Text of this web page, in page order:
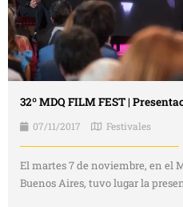
32º MDQ FILM FEST |
07/11/2017 Festivales
El martes 7 de noviembre, en el
Buenos Aires, tuvo lugar la